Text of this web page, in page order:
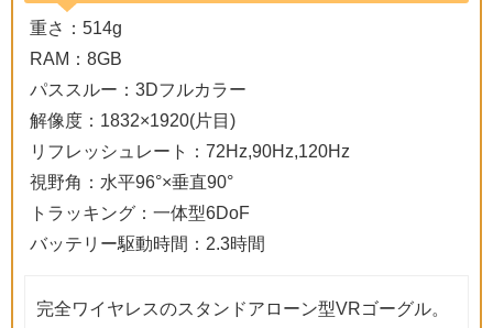
重さ：514g
RAM：8GB
パススルー：3Dフルカラー
解像度：1832×1920(片目)
リフレッシュレート：72Hz,90Hz,120Hz
視野角：水平96°×垂直90°
トラッキング：一体型6DoF
バッテリー駆動時間：2.3時間
完全ワイヤレスのスタンドアローン型VRゴーグル。